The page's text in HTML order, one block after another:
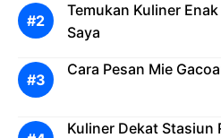
Temukan Kuliner
Saya
Cara Pesan Mie
Kuliner Dekat Stasiun